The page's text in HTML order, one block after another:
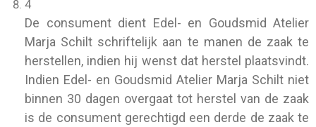
4
De consument dient Edel- en Goudsmid Atelier
Marja Schilt schriftelijk aan te manen de zaak te
herstellen, indien hij wenst dat herstel plaatsvindt.
Indien Edel- en Goudsmid Atelier Marja Schilt niet
binnen 30 dagen overgaat tot herstel van de zaak
is de consument gerechtigd een derde de zaak te